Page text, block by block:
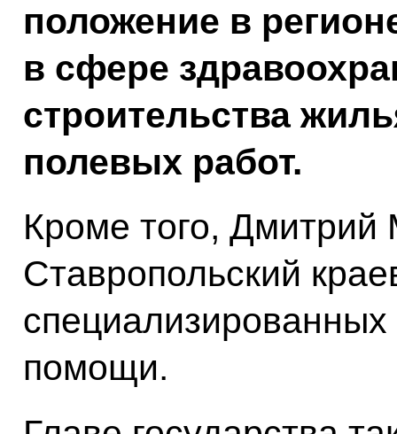
положение в
в сфере
строительства
полевых работ.
Кроме того, Дмитрий
Ставропольский
помощи.